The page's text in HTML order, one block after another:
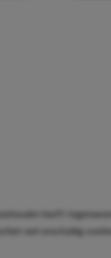
heeft
wel onschuldig